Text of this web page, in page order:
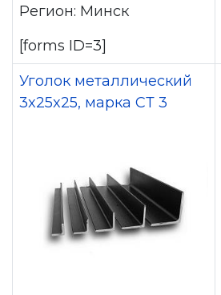
Регион: Минск
[forms ID=3]
Уголок металлический
3x25x25, марка СТ 3